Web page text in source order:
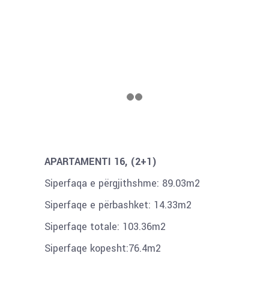
APARTAMENTI 16, (2+1)
Siperfaqa e përgjithshme: 89.03m2
Siperfaqe e përbashket: 14.33m2
Siperfaqe totale: 103.36m2
Siperfaqe kopesht:76.4m2